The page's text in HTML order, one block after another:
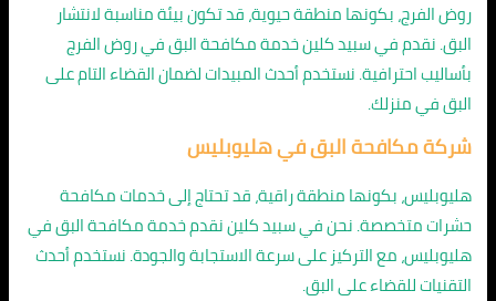
روض الفرج، بكونها منطقة حيوية، قد تكون بيئة مناسبة لانتشار
البق. نقدم في سبيد كلين خدمة مكافحة البق في روض الفرج
بأساليب احترافية. نستخدم أحدث المبيدات لضمان القضاء التام على
البق في منزلك.
شركة مكافحة البق في هليوبليس
هليوبليس، بكونها منطقة راقية، قد تحتاج إلى خدمات مكافحة
حشرات متخصصة. نحن في سبيد كلين نقدم خدمة مكافحة البق في
هليوبليس، مع التركيز على سرعة الاستجابة والجودة. نستخدم أحدث
التقنيات للقضاء على البق.